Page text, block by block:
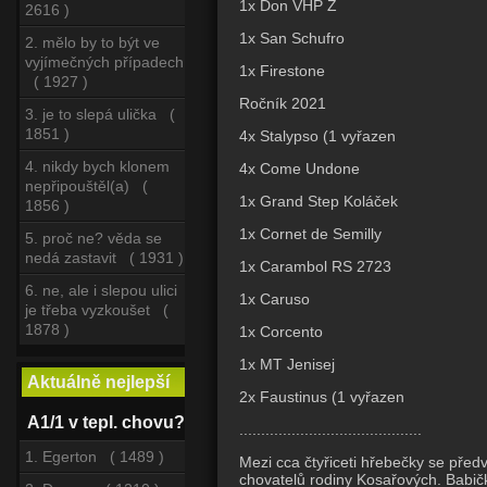
2616 )
2. mělo by to být ve
vyjímečných případech
( 1927 )
3. je to slepá ulička (
1851 )
4. nikdy bych klonem
nepřipouštěl(a) (
1856 )
5. proč ne? věda se
nedá zastavit ( 1931 )
6. ne, ale i slepou ulici
je třeba vyzkoušet (
1878 )
Aktuálně nejlepší
A1/1 v tepl. chovu?
1. Egerton ( 1489 )
1x Don VHP Z
1x San Schufro
1x Firestone
Ročník 2021
4x Stalypso (1 vyřazen
4x Come Undone
1x Grand Step Koláček
1x Cornet de Semilly
1x Carambol RS 2723
1x Caruso
1x Corcento
1x MT Jenisej
2x Faustinus (1 vyřazen
Mezi cca čtyřiceti hřebečky se
chovatelů rodiny Kosařových.